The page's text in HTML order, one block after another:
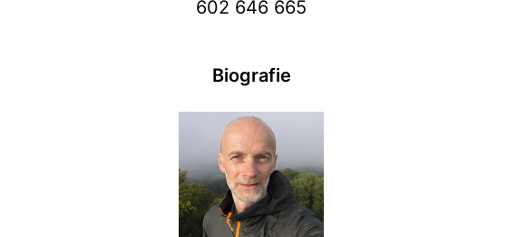
602 646 665
Biografie